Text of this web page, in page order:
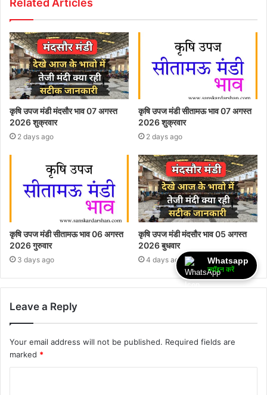
कृषि उपज मंडी मंदसौर भाव 07 अगस्त
2026 शुक्रवार
2 days ago
कृषि उपज मंडी सीतामऊ भाव 07 अगस्त
2026 शुक्रवार
2 days ago
कृषि उपज मंडी सीतामऊ भाव 06 अगस्त
2026 गुरुवार
3 days ago
कृषि उपज मंडी मंदसौर भाव 05 अगस्त
2026 बुधवार
4 days ago
Leave a Reply
Your email address will not be published. Required fields are
marked *
Whatsapp
ज्वॉइन करें